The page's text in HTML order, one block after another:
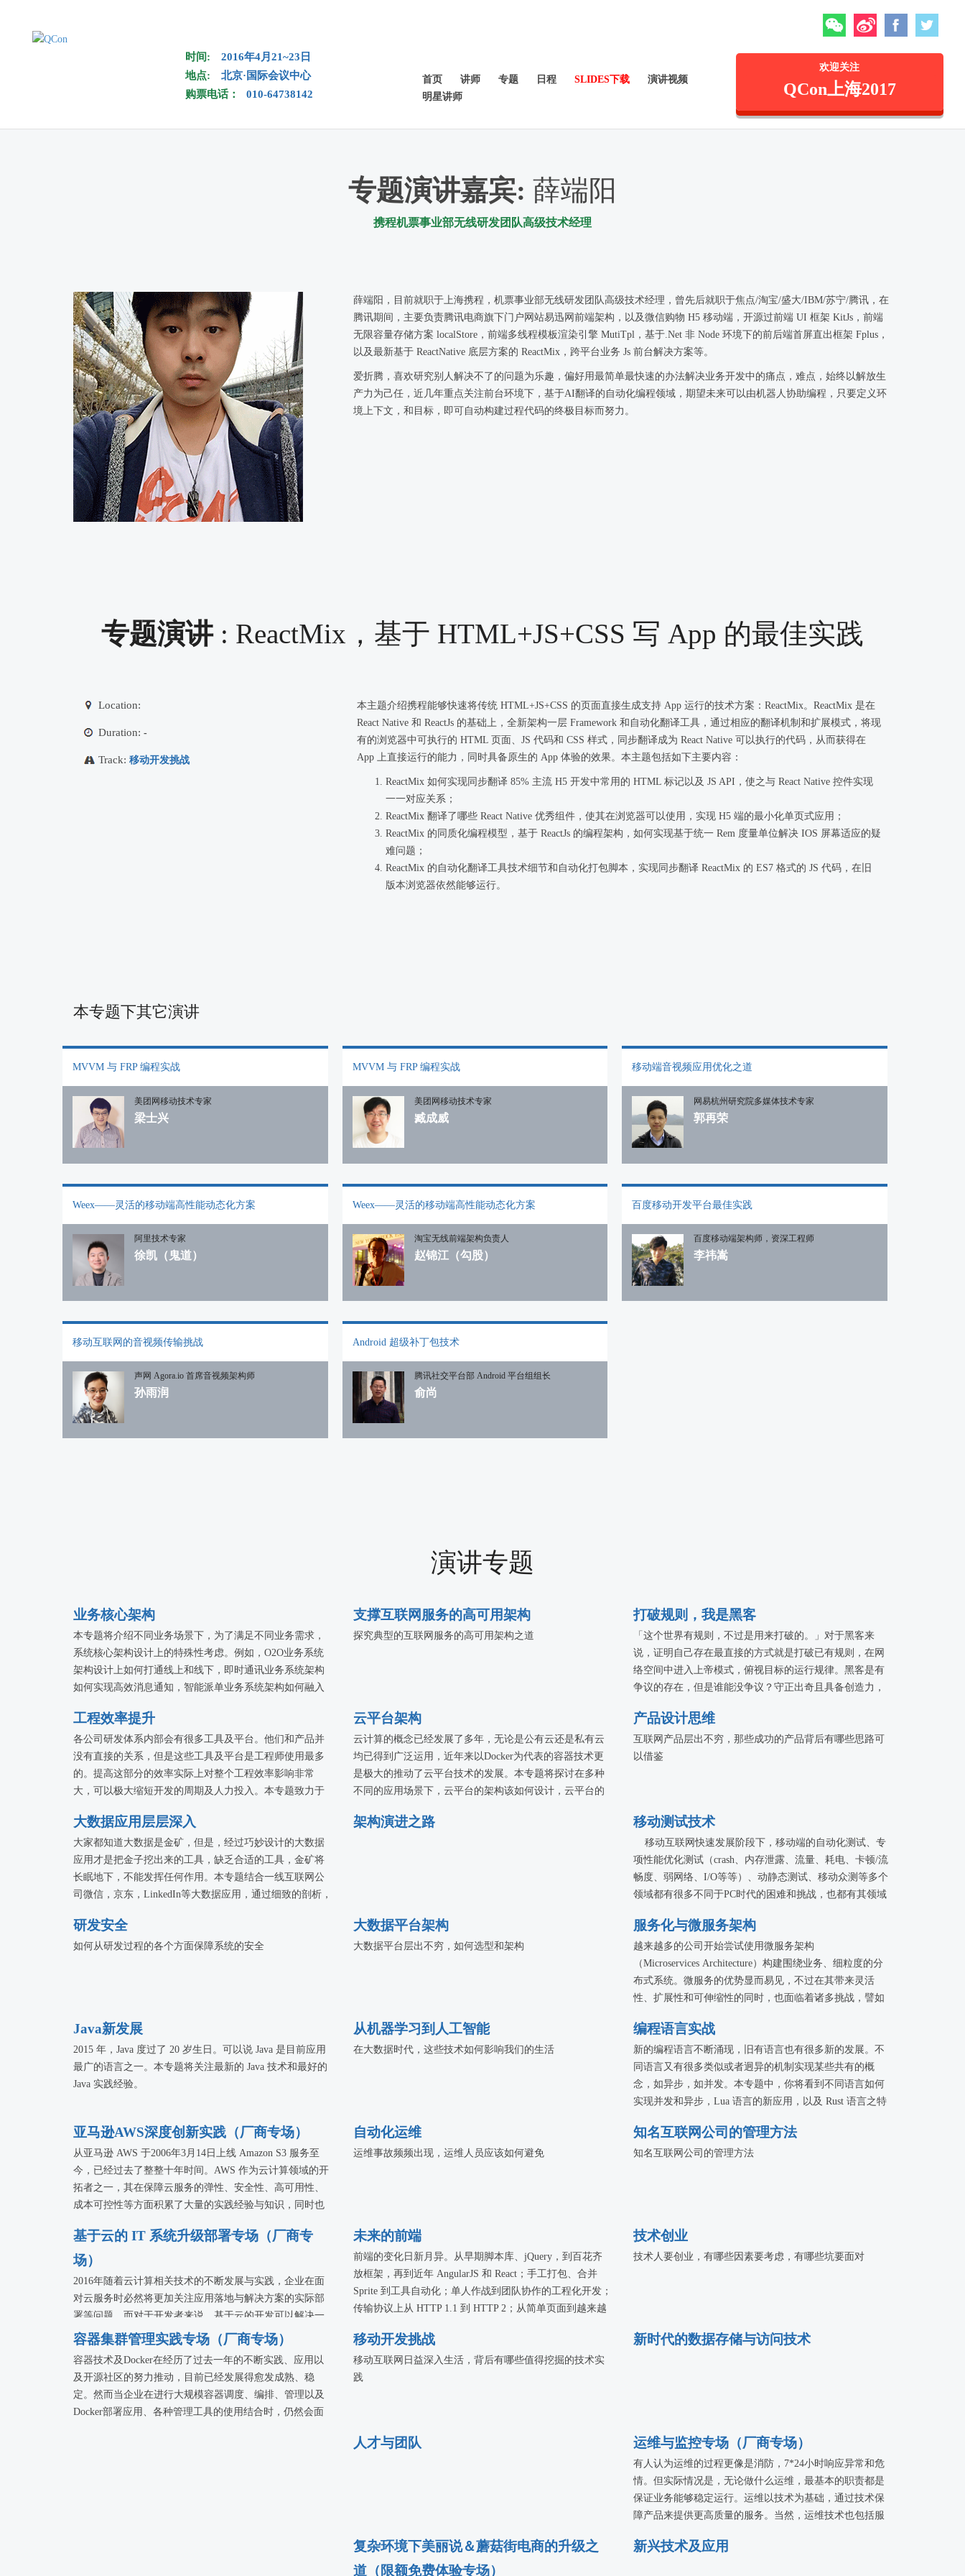
时间:
2016年4月21~23日
地点:
北京·国际会议中心
购票电话：
010-64738142
微信 微博 Facebook
首页 讲师 专题 日程 SLIDES下载
演讲视频
明星讲师
欢迎关注
QCon上海2017
专题演讲嘉宾: 薛端阳
携程机票事业部无线研发团队高级技术经理
薛端阳，目前就职于上海携程，机票事业部无线研发团队高级技术经理，曾先后就职于焦点/淘宝/盛大/IBM/苏宁/腾讯，在
腾讯期间，主要负责腾讯电商旗下门户网站易迅网前端架构，以及微信购物 H5 移动端，开源过前端 UI 框架 KitJs，前端
无限容量存储方案 localStore，前端多线程模板渲染引擎 MutiTpl，基于.Net 非 Node 环境下的前后端首屏直出框架 Fplus，
以及最新基于 ReactNative 底层方案的 ReactMix，跨平台业务 Js 前台解决方案等。
爱折腾，喜欢研究别人解决不了的问题为乐趣，偏好用最简单最快速的办法解决业务开发中的痛点，难点，始终以解放生
产力为己任，近几年重点关注前台环境下，基于AI翻译的自动化编程领域，期望未来可以由机器人协助编程，只要定义环
境上下文，和目标，即可自动构建过程代码的终极目标而努力。
专题演讲 : ReactMix，基于 HTML+JS+CSS 写 App 的最佳实践
Location:
Duration: -
Track: 移动开发挑战
本主题介绍携程能够快速将传统 HTML+JS+CSS 的页面直接生成支持 App 运行的技术方案：ReactMix。ReactMix 是在
React Native 和 ReactJs 的基础上，全新架构一层 Framework 和自动化翻译工具，通过相应的翻译机制和扩展模式，将现
有的浏览器中可执行的 HTML 页面、JS 代码和 CSS 样式，同步翻译成为 React Native 可以执行的代码，从而获得在
App 上直接运行的能力，同时具备原生的 App 体验的效果。本主题包括如下主要内容：
ReactMix 如何实现同步翻译 85% 主流 H5 开发中常用的 HTML 标记以及 JS API，使之与 React Native 控件实现
一一对应关系；
ReactMix 翻译了哪些 React Native 优秀组件，使其在浏览器可以使用，实现 H5 端的最小化单页式应用；
ReactMix 的同质化编程模型，基于 ReactJs 的编程架构，如何实现基于统一 Rem 度量单位解决 IOS 屏幕适应的疑
难问题；
ReactMix 的自动化翻译工具技术细节和自动化打包脚本，实现同步翻译 ReactMix 的 ES7 格式的 JS 代码，在旧
版本浏览器依然能够运行。
本专题下其它演讲
MVVM 与 FRP 编程实战
美团网移动技术专家
梁士兴
MVVM 与 FRP 编程实战
美团网移动技术专家
臧成威
移动端音视频应用优化之道
网易杭州研究院多媒体技术专家
郭再荣
Weex——灵活的移动端高性能动态化方案
阿里技术专家
徐凯（鬼道）
Weex——灵活的移动端高性能动态化方案
淘宝无线前端架构负责人
赵锦江（勾股）
百度移动开发平台最佳实践
百度移动端架构师，资深工程师
李祎嵩
移动互联网的音视频传输挑战
声网 Agora.io 首席音视频架构师
孙雨润
Android 超级补丁包技术
腾讯社交平台部 Android 平台组组长
俞尚
演讲专题
业务核心架构
本专题将介绍不同业务场景下，为了满足不同业务需求，
系统核心架构设计上的特殊性考虑。例如，O2O业务系统
架构设计上如何打通线上和线下，即时通讯业务系统架构
如何实现高效消息通知，智能派单业务系统架构如何融入
务……没有实现不了的业务，只有你意想不到的架构。
工程效率提升
各公司研发体系内部会有很多工具及平台。他们和产品并
没有直接的关系，但是这些工具及平台是工程师使用最多
的。提高这部分的效率实际上对整个工程效率影响非常
大，可以极大缩短开发的周期及人力投入。本专题致力于
路。
大数据应用层层深入
大家都知道大数据是金矿，但是，经过巧妙设计的大数据
应用才是把金子挖出来的工具，缺乏合适的工具，金矿将
长眠地下，不能发挥任何作用。本专题结合一线互联网公
司微信，京东，LinkedIn等大数据应用，通过细致的剖析，
应用的方法论和价值，相信对于各个行业都具有极高的借
鉴意义。
研发安全
如何从研发过程的各个方面保障系统的安全
Java新发展
2015 年，Java 度过了 20 岁生日。可以说 Java 是目前应用
最广的语言之一。本专题将关注最新的 Java 技术和最好的
Java 实践经验。
亚马逊AWS深度创新实践（厂商专场）
从亚马逊 AWS 于2006年3月14日上线 Amazon S3 服务至
今，已经过去了整整十年时间。AWS 作为云计算领域的开
拓者之一，其在保障云服务的弹性、安全性、高可用性、
成本可控性等方面积累了大量的实践经验与知识，同时也
在 AWS 迎来10周年纪念之际，本专场将邀请来自 AWS 的
资深技术顾问、解决方案架构师及 AWS 云服务用户，分享
在 AWS 上构建个性化服务的实践过程，展示云计算相关技
术的创新成果，演讲内容将覆盖深度学习、Python 开发、
大数据平台架构、容器管理、物联网应用等多个技术领
域。
基于云的 IT 系统升级部署专场（厂商专
场）
2016年随着云计算相关技术的不断发展与实践，企业在面
对云服务时必然将更加关注应用落地与解决方案的实际部
署等问题。而对于开发者来说，基于云的开发可以解决一
些传统开发方式解决不了的问题，但在云计算开发实践以
及云平台迁移的过程当中仍需要留意一些关键的技术细节
问题。
容器集群管理实践专场（厂商专场）
容器技术及Docker在经历了过去一年的不断实践、应用以
及开源社区的努力推动，目前已经发展得愈发成熟、稳
定。然而当企业在进行大规模容器调度、编排、管理以及
Docker部署应用、各种管理工具的使用结合时，仍然会面
支撑互联网服务的高可用架构
探究典型的互联网服务的高可用架构之道
云平台架构
云计算的概念已经发展了多年，无论是公有云还是私有云
均已得到广泛运用，近年来以Docker为代表的容器技术更
是极大的推动了云平台技术的发展。本专题将探讨在多种
不同的应用场景下，云平台的架构该如何设计，云平台的
架构演进之路
大数据平台架构
大数据平台层出不穷，如何选型和架构
从机器学习到人工智能
在大数据时代，这些技术如何影响我们的生活
自动化运维
运维事故频频出现，运维人员应该如何避免
未来的前端
前端的变化日新月异。从早期脚本库、jQuery，到百花齐
放框架，再到近年 AngularJS 和 React；手工打包、合并
Sprite 到工具自动化；单人作战到团队协作的工程化开发；
传输协议上从 HTTP 1.1 到 HTTP 2；从简单页面到越来越
思考、探索与实践。
移动开发挑战
移动互联网日益深入生活，背后有哪些值得挖掘的技术实
践
人才与团队
复杂环境下美丽说＆蘑菇街电商的升级之
道（限额免费体验专场）
打破规则，我是黑客
「这个世界有规则，不过是用来打破的。」对于黑客来
说，证明自己存在最直接的方式就是打破已有规则，在网
络空间中进入上帝模式，俯视目标的运行规律。黑客是有
争议的存在，但是谁能没争议？守正出奇且具备创造力，
客大会」诸多精彩带上 QCon 大舞台。
产品设计思维
互联网产品层出不穷，那些成功的产品背后有哪些思路可
以借鉴
移动测试技术
移动互联网快速发展阶段下，移动端的自动化测试、专
项性能优化测试（crash、内存泄露、流量、耗电、卡顿/流
畅度、弱网络、I/O等等）、动静态测试、移动众测等多个
领域都有很多不同于PC时代的困难和挑战，也都有其领域
为切入点，本专题希望给大家更多的思路方向和视野。
服务化与微服务架构
越来越多的公司开始尝试使用微服务架构
（Microservices Architecture）构建围绕业务、细粒度的分
布式系统。微服务的优势显而易见，不过在其带来灵活
性、扩展性和可伸缩性的同时，也面临着诸多挑战，譬如
等。本专题邀请国内一线互联网公司的技术专家，分享其
使用微服务的实践以及思路。
编程语言实战
新的编程语言不断涌现，旧有语言也有很多新的发展。不
同语言又有很多类似或者迥异的机制实现某些共有的概
念，如异步，如并发。本专题中，你将看到不同语言如何
实现并发和异步，Lua 语言的新应用，以及 Rust 语言之特
知名互联网公司的管理方法
知名互联网公司的管理方法
技术创业
技术人要创业，有哪些因素要考虑，有哪些坑要面对
新时代的数据存储与访问技术
运维与监控专场（厂商专场）
有人认为运维的过程更像是消防，7*24小时响应异常和危
情。但实际情况是，无论做什么运维，最基本的职责都是
保证业务能够稳定运行。运维以技术为基础，通过技术保
障产品来提供更高质量的服务。当然，运维技术也包括服
设施性能分析；对App和API进行性能监控；发现服务隐患
新兴技术及应用